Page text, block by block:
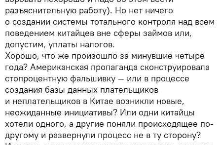
разъяснительную работу). Но нет ничего
о создании системы тотального контроля над всем
поведением китайцев вне сферы займов или,
допустим, уплаты налогов.
Хорошо, что же произошло за минувшие четыре
года? Американская пропаганда сконструировала
стопроцентную фальшивку — или в процессе
создания базы данных плательщиков
и неплательщиков в Китае возникли новые,
неожиданные инициативы? Или одни китайцы
хотели одного, а другие поняли происходящее по-
другому и развернули процесс не в ту сторону?